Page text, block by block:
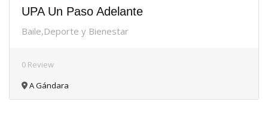
UPA Un Paso Adelante
Baile,Deporte y Bienestar
0 Review
A Gándara